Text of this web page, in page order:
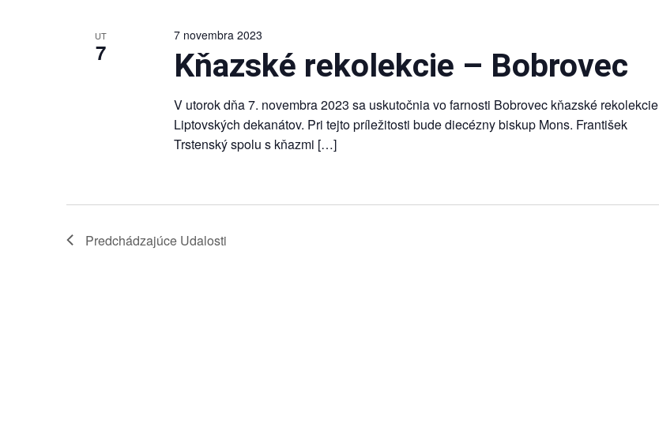
UT
7
7 novembra 2023
Kňazské rekolekcie – Bobrovec
V utorok dňa 7. novembra 2023 sa uskutočnia vo farnosti Bobrovec kňazské rekolekcie
Liptovských dekanátov. Pri tejto príležitosti bude diecézny biskup Mons. František
Trstenský spolu s kňazmi […]
Predchádzajúce Udalosti